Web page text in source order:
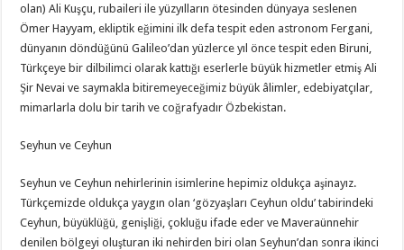
olan) Ali Kuşçu, rubaileri ile yüzyılların ötesinden dünyaya seslenen
Ömer Hayyam, ekliptik eğimini ilk defa tespit eden astronom Fergani,
dünyanın döndüğünü Galileo’dan yüzlerce yıl önce tespit eden Biruni,
Türkçeye bir dilbilimci olarak kattığı eserlerle büyük hizmetler etmiş Ali
Şir Nevai ve saymakla bitiremeyeceğimiz büyük âlimler, edebiyatçılar,
mimarlarla dolu bir tarih ve coğrafyadır Özbekistan.
Seyhun ve Ceyhun
Seyhun ve Ceyhun nehirlerinin isimlerine hepimiz oldukça aşinayız.
Türkçemizde oldukça yaygın olan ‘gözyaşları Ceyhun oldu’ tabirindeki
Ceyhun, büyüklüğü, genişliği, çokluğu ifade eder ve Maveraünnehir
denilen bölgeyi oluşturan iki nehirden biri olan Seyhun’dan sonra ikinci